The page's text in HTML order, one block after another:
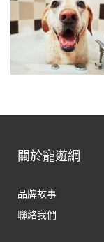
關於寵遊網
品牌故事
聯絡我們